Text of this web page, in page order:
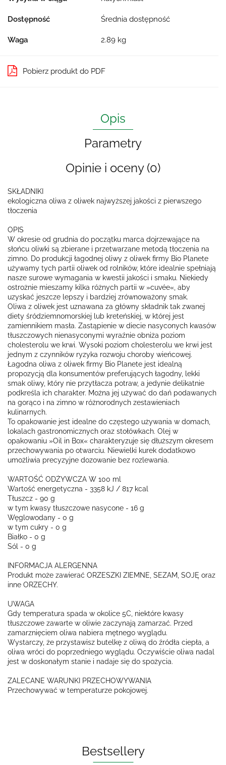
Dostępność Średnia dostępność
Waga 2.89 kg
Pobierz produkt do PDF
Opis
Parametry
Opinie i oceny (0)
SKŁADNIKI
ekologiczna oliwa z oliwek najwyższej jakości z pierwszego
tłoczenia
OPIS
W okresie od grudnia do początku marca dojrzewające na
słońcu oliwki są zbierane i przetwarzane metodą tłoczenia na
zimno. Do produkcji łagodnej oliwy z oliwek firmy Bio Planete
używamy tych partii oliwek od rolników, które idealnie spełniają
nasze surowe wymagania w kwestii jakości i smaku. Niekiedy
ostrożnie mieszamy kilka różnych partii w »cuvée«, aby
uzyskać jeszcze lepszy i bardziej zrównoważony smak.
Oliwa z oliwek jest uznawana za główny składnik tak zwanej
diety śródziemnomorskiej lub kreteńskiej, w której jest
zamiennikiem masła. Zastąpienie w diecie nasyconych kwasów
tłuszczowych nienasyconymi wyraźnie obniża poziom
cholesterolu we krwi. Wysoki poziom cholesterolu we krwi jest
jednym z czynników ryzyka rozwoju choroby wieńcowej.
Łagodna oliwa z oliwek firmy Bio Planete jest idealną
propozycją dla konsumentów preferujących łagodny, lekki
smak oliwy, który nie przytłacza potraw, a jedynie delikatnie
podkreśla ich charakter. Można jej używać do dań podawanych
na gorąco i na zimno w różnorodnych zestawieniach
kulinarnych.
To opakowanie jest idealne do częstego używania w domach,
lokalach gastronomicznych oraz stołówkach. Olej w
opakowaniu »Oil in Box« charakteryzuje się dłuższym okresem
przechowywania po otwarciu. Niewielki kurek dodatkowo
umożliwia precyzyjne dozowanie bez rozlewania.
WARTOŚĆ ODŻYWCZA W 100 ml
Wartość energetyczna - 3358 kJ / 817 kcal
Tłuszcz - 90 g
w tym kwasy tłuszczowe nasycone - 16 g
Węglowodany - 0 g
w tym cukry - 0 g
Białko - 0 g
Sól - 0 g
INFORMACJA ALERGENNA
Produkt może zawierać ORZESZKI ZIEMNE, SEZAM, SOJĘ oraz
inne ORZECHY.
UWAGA
Gdy temperatura spada w okolice 5C, niektóre kwasy
tłuszczowe zawarte w oliwie zaczynają zamarzać. Przed
zamarznięciem oliwa nabiera mętnego wyglądu.
Wystarczy, że przystawisz butelkę z oliwą do źródła ciepła, a
oliwa wróci do poprzedniego wyglądu. Oczywiście oliwa nadal
jest w doskonałym stanie i nadaje się do spożycia.
ZALECANE WARUNKI PRZECHOWYWANIA
Przechowywać w temperaturze pokojowej.
Bestsellery